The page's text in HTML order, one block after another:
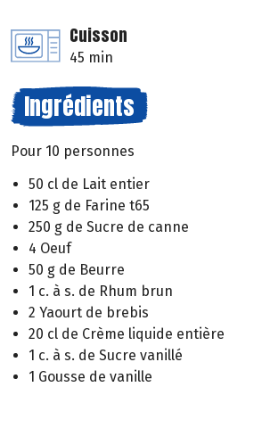
Cuisson
45 min
Ingrédients
Pour 10 personnes
50 cl de Lait entier
125 g de Farine t65
250 g de Sucre de canne
4 Oeuf
50 g de Beurre
1 c. à s. de Rhum brun
2 Yaourt de brebis
20 cl de Crème liquide entière
1 c. à s. de Sucre vanillé
1 Gousse de vanille